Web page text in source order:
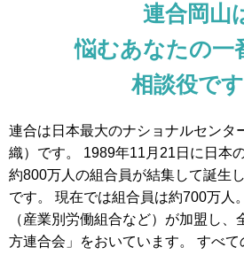
連合岡山
悩むあなたの一
相談役です
連合は日本最大のナショナルセンタ
織）です。
1989年11月21日に日本
約800万人の組合員が結集して誕生
です。
現在では組合員は約700万人
（産業別労働組合など）が加盟し
方連合会」をおいています。
すべて